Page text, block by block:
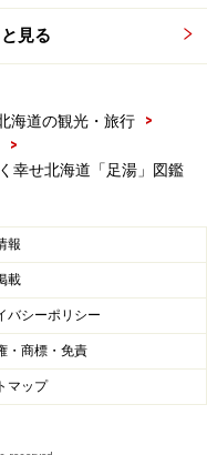
見る
海道の観光・旅行
>
>
幸せ北海道「足湯」図鑑
報
載
バシーポリシー
・商標・免責
マップ